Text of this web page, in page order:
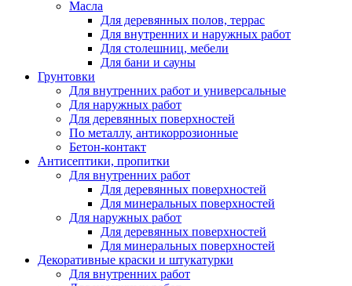
Масла
Для деревянных полов, террас
Для внутренних и наружных работ
Для столешниц, мебели
Для бани и сауны
Грунтовки
Для внутренних работ и универсальные
Для наружных работ
Для деревянных поверхностей
По металлу, антикоррозионные
Бетон-контакт
Антисептики, пропитки
Для внутренних работ
Для деревянных поверхностей
Для минеральных поверхностей
Для наружных работ
Для деревянных поверхностей
Для минеральных поверхностей
Декоративные краски и штукатурки
Для внутренних работ